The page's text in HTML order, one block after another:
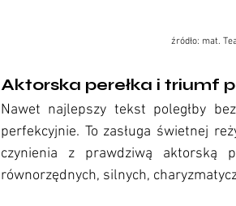
źródło: mat.
Aktorska perełka i triumf
Nawet najlepszy tekst poległby
perfekcyjnie. To zasługa świetnej
czynienia z prawdziwą aktorską
równorzędnych, silnych,